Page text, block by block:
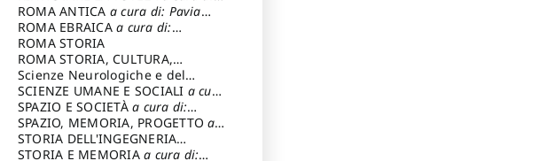
cura di: Pizzo Marco
Cicalò Enrico
ROMA ANTICA a cura di: Pavia
Carlo
ROMA EBRAICAa cura di:
Procaccia Claudio
ROMA STORIA
ROMA STORIA, CULTURA,
IMMAGINEa cura di: Fagiolo
Marcello
Scienze Neurologiche e del
Comportamento
SCIENZE UMANE E SOCIALI a cura
di: Iannizzi Salvatore
SPAZIO E SOCIETÀa cura di:
Cassetti Roberto
SPAZIO, MEMORIA, PROGETTOa
cura di: Rossi Massimo
STORIA DELL'INGEGNERIA
STRUTTURALE IN ITALIAa cura di:
STORIA E MEMORIAa cura di: